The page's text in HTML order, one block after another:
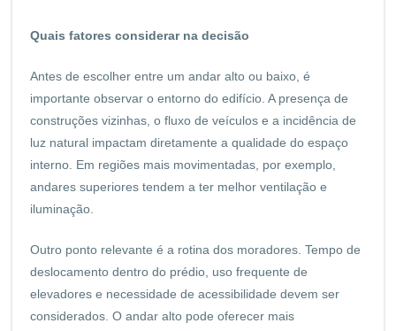
Quais fatores considerar na decisão
Antes de escolher entre um andar alto ou baixo, é
importante observar o entorno do edifício. A presença de
construções vizinhas, o fluxo de veículos e a incidência de
luz natural impactam diretamente a qualidade do espaço
interno. Em regiões mais movimentadas, por exemplo,
andares superiores tendem a ter melhor ventilação e
iluminação.
Outro ponto relevante é a rotina dos moradores. Tempo de
deslocamento dentro do prédio, uso frequente de
elevadores e necessidade de acessibilidade devem ser
considerados. O andar alto pode oferecer mais